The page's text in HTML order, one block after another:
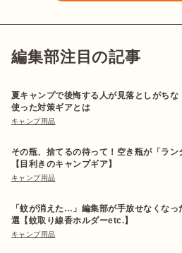
編集部注目の記事
夏キャンプで後悔する人が見落としがち
使った対策ギアとは
キャンプ用品
その瓶、捨てるの待って！空き瓶が「ラ
【目利きのキャンプギア】
キャンプ用品
「蚊が消えた…」編集部が手放せなくな
選【蚊取り線香ホルダーetc.】
キャンプ用品